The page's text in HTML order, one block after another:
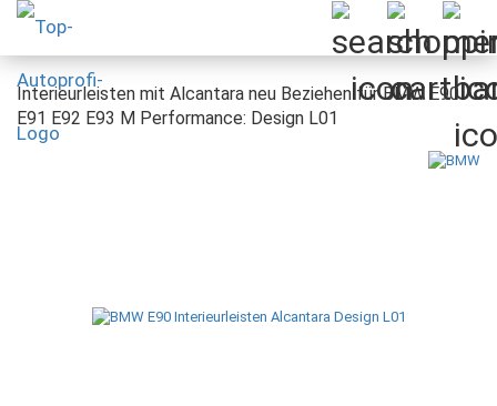
Interieurleisten mit Alcantara neu Beziehen für BMW E90
E91 E92 E93 M Performance: Design L01